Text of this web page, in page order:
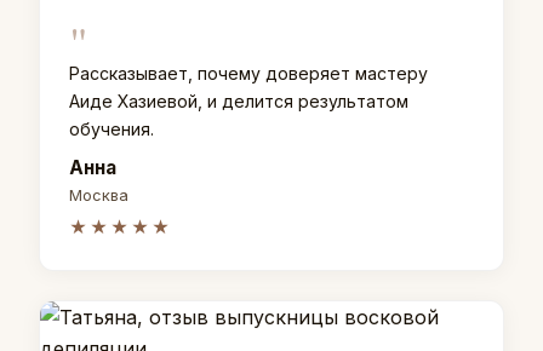
"
Рассказывает, почему доверяет мастеру
Аиде Хазиевой, и делится результатом
обучения.
Анна
Москва
★★★★★